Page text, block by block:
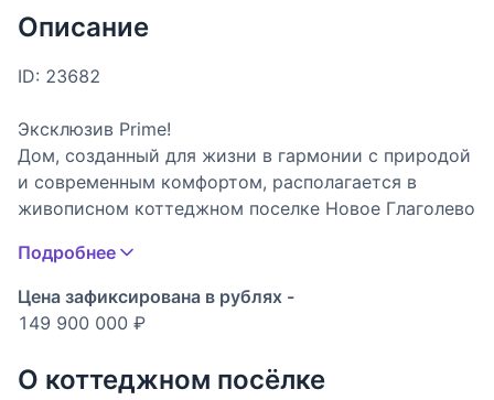
Описание
ID: 23682
Эксклюзив Prime!
Дом, созданный для жизни в гармонии с природой
и современным комфортом, располагается в
живописном коттеджном поселке Новое Глаголево
эксклюзивное предложение на рынке вторичной
продажи представляет собой готовое решение для
тех, кто ценит время и качество: меблированное
просторном участке площадью 24,5 сотки
возведено статусное домовладение площадью 452
Подробнее
Цена зафиксирована в рублях -
149 900 000 ₽
О коттеджном посёлке